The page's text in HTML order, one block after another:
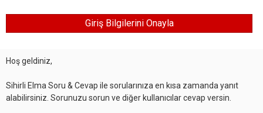
Hoş geldiniz,
Sihirli Elma Soru & Cevap ile sorularınıza en kısa zamanda yanıt
alabilirsiniz. Sorunuzu sorun ve diğer kullanıcılar cevap versin.